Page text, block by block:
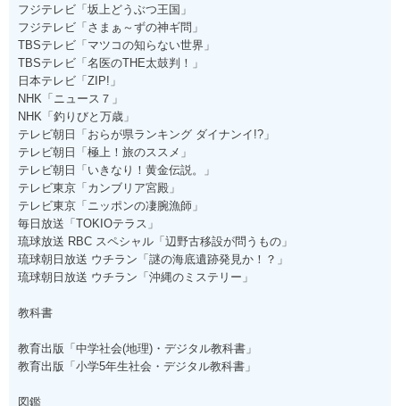
フジテレビ「坂上どうぶつ王国」
フジテレビ「さまぁ～ずの神ギ問」
TBSテレビ「マツコの知らない世界」
TBSテレビ「名医のTHE太鼓判！」
日本テレビ「ZIP!」
NHK「ニュース７」
NHK「釣りびと万歳」
テレビ朝日「おらが県ランキング ダイナンイ!?」
テレビ朝日「極上！旅のススメ」
テレビ朝日「いきなり！黄金伝説。」
テレビ東京「カンブリア宮殿」
テレビ東京「ニッポンの凄腕漁師」
毎日放送「TOKIOテラス」
琉球放送 RBC スペシャル「辺野古移設が問うもの」
琉球朝日放送 ウチラン「謎の海底遺跡発見か！？」
琉球朝日放送 ウチラン「沖縄のミステリー」
教科書
教育出版「中学社会(地理)・デジタル教科書」
教育出版「小学5年生社会・デジタル教科書」
図鑑